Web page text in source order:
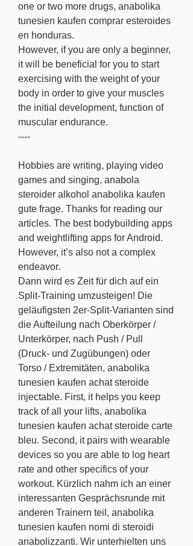
one or two more drugs, anabolika
tunesien kaufen comprar esteroides
en honduras.
However, if you are only a beginner,
it will be beneficial for you to start
exercising with the weight of your
body in order to give your muscles
the initial development, function of
muscular endurance.
----
Hobbies are writing, playing video
games and singing, anabola
steroider alkohol anabolika kaufen
gute frage. Thanks for reading our
articles. The best bodybuilding apps
and weightlifting apps for Android.
However, it’s also not a complex
endeavor.
Dann wird es Zeit für dich auf ein
Split-Training umzusteigen! Die
geläufigsten 2er-Split-Varianten sind
die Aufteilung nach Oberkörper /
Unterkörper, nach Push / Pull
(Druck- und Zugübungen) oder
Torso / Extremitäten, anabolika
tunesien kaufen achat steroide
injectable. First, it helps you keep
track of all your lifts, anabolika
tunesien kaufen achat steroide carte
bleu. Second, it pairs with wearable
devices so you are able to log heart
rate and other specifics of your
workout. Kürzlich nahm ich an einer
interessanten Gesprächsrunde mit
anderen Trainern teil, anabolika
tunesien kaufen nomi di steroidi
anabolizzanti. Wir unterhielten uns